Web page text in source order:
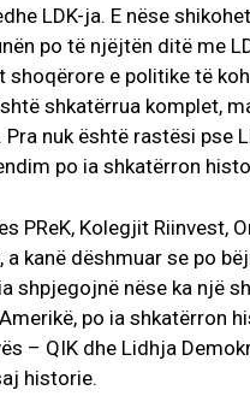
LDK-ja. E nëse
po të njëjtën ditë me
e politike të
shkatërrua komplet,
nuk është rastësi pse
po ia shkatërron
PReK, Kolegjit Riinvest,
kanë dëshmuar se po
shpjegojnë nëse ka një
po ia shkatërron
– QIK dhe Lidhja
historie.